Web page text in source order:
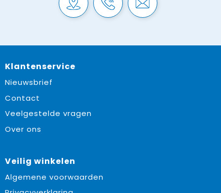
Klantenservice
Nieuwsbrief
Contact
Veelgestelde vragen
Over ons
Veilig winkelen
Algemene voorwaarden